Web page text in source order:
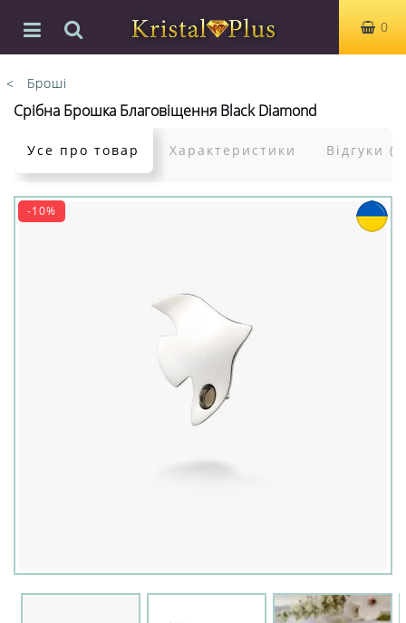
0
Броші
Срібна Брошка Благовіщення Black Diamond
Усе про товар Характеристики Відгуки
-10%